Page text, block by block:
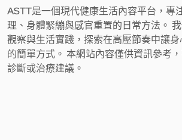
ASTT是一個現代健康生活內容平台，專
理、身體緊繃與感官重置的日常方法。
觀察與生活實踐，探索在高壓節奏中讓
的簡單方式。 本網站內容僅供資訊參考
診斷或治療建議。